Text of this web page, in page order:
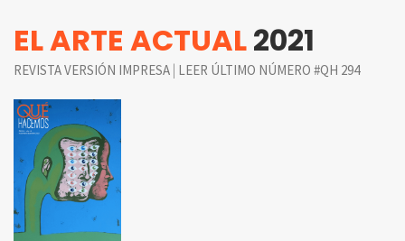
EL ARTE ACTUAL2021
REVISTA VERSIÓN IMPRESA | LEER ÚLTIMO NÚMERO #QH 294